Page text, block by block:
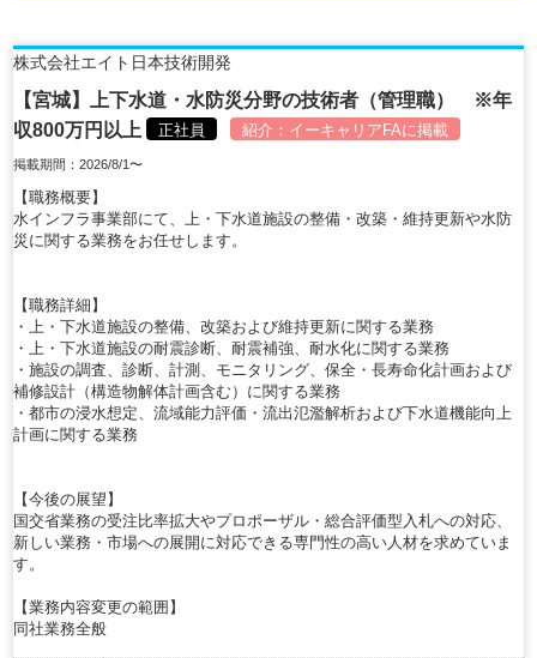
株式会社エイト日本技術開発
【宮城】上下水道・水防災分野の技術者（管理職） ※年
収800万円以上
正社員 紹介： イーキャリアFAに掲載
掲載期間：2026/8/1〜
【職務概要】
水インフラ事業部にて、上・下水道施設の整備・改築・維持更新や水防
災に関する業務をお任せします。
【職務詳細】
・上・下水道施設の整備、改築および維持更新に関する業務
・上・下水道施設の耐震診断、耐震補強、耐水化に関する業務
・施設の調査、診断、計測、モニタリング、保全・長寿命化計画および
補修設計（構造物解体計画含む）に関する業務
・都市の浸水想定、流域能力評価・流出氾濫解析および下水道機能向上
計画に関する業務
【今後の展望】
国交省業務の受注比率拡大やプロポーザル・総合評価型入札への対応、
新しい業務・市場への展開に対応できる専門性の高い人材を求めていま
す。
【業務内容変更の範囲】
同社業務全般